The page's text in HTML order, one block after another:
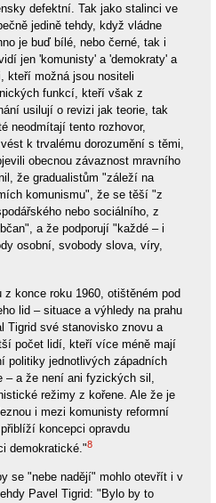
defektní. Tak jako stalinci ve
jedině tehdy, když vládne
je buď bílé, nebo černé, tak i
jen 'komunisty' a 'demokraty' a
kteří možná jsou nositeli
funkcí, kteří však z
usilují o revizi jak teorie, tak
neodmítají tento rozhovor,
k trvalému dorozumění s těmi,
obecnou závaznost mravního
že gradualistům "záleží na
komunismu", že se těší "z
nebo sociálního, z
a že podporují "každé – i
osobní, svobody slova, víry,
konce roku 1960, otištěném pod
lid – situace a výhledy na prahu
Tigrid své stanovisko znovu a
počet lidí, kteří více méně mají
politiky jednotlivých západních
a že není ani fyzických sil,
režimy z kořene. Ale že je
i mezi komunisty reformní
koncepci opravdu
demokratické."8
se "nebe nadějí" mohlo otevřít i v
Pavel Tigrid: "Bylo by to